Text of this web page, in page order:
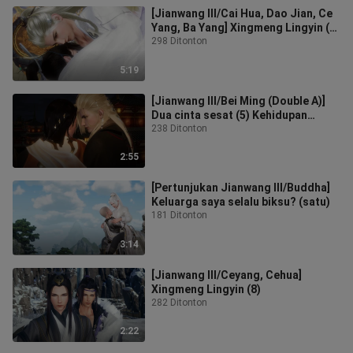
5:19
[Jianwang III/Cai Hua, Dao Jian, Ce
Yang, Ba Yang] Xingmeng Lingyin (5)
Bagian 2
298 Ditonton
2:55
[Jianwang III/Bei Ming (Double A)]
Dua cinta sesat (5) Kehidupan
sehari-hari yang kecil?
238 Ditonton
3:14
[Pertunjukan Jianwang III/Buddha]
Keluarga saya selalu biksu? (satu)
181 Ditonton
2:22
[Jianwang III/Ceyang, Cehua]
Xingmeng Lingyin (8)
282 Ditonton